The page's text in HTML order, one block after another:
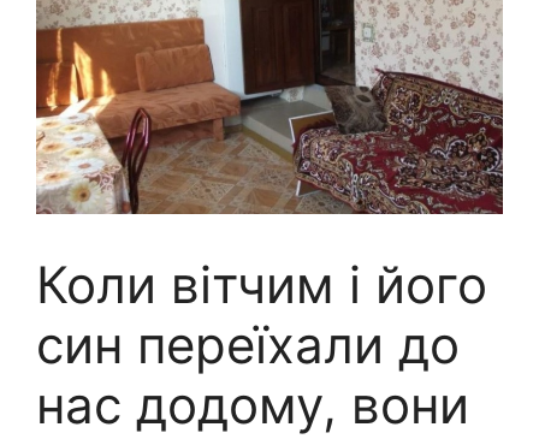
Коли вітчим і його
син переїхали до
нас додому, вони